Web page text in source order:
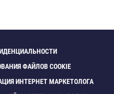
ФАЙЛОВ COOKIE
ИНТЕРНЕТ МАРКЕТОЛОГА